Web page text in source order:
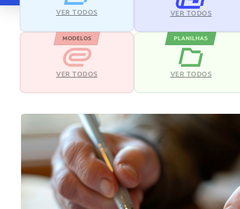
VER TODOS VER TODOS
MODELOS
VER TODOS
PLANILHAS
VER TODOS